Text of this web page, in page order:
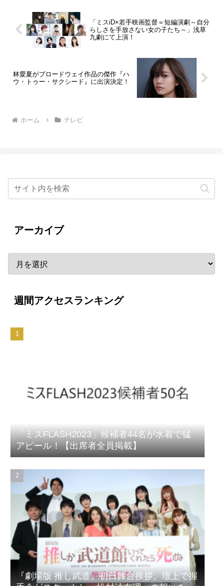
「ミスiD×若手映画監督＝短編演劇～自分
らしさを手放さない女の子たち～」浅草
九劇にて上演！
林愛夏がブロードウェイ作品の傑作『ハ
ウ・トゥー・サクシード』に出演決定！
ホーム テレビ
アーカイブ
週間アクセスランキング
「ミスFLASH2023」候補者44名が水着で猛
アピール！【出席者全員掲載】
『劇場版 推し武道』初日舞台挨拶。壇上で握